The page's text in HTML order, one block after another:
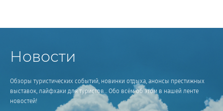
Новости
Обзоры туристических событий, новинки отдыха, анонсы престижных
выставок, лайфхаки для туристов... Обо всём об этом в нашей ленте
новостей!